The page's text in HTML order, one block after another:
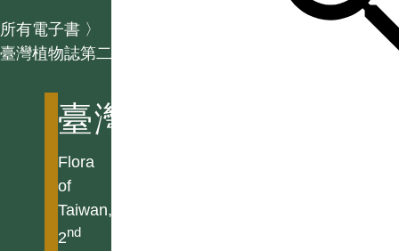
所有電子書 〉
臺灣植物誌第二版
臺灣植物誌第二版
Flora
of
Taiwan,
2nd